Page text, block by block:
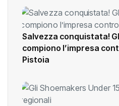
Salvezza conquistata!
compiono l’impresa
Pistoia